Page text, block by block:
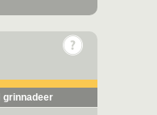
grinnadeer